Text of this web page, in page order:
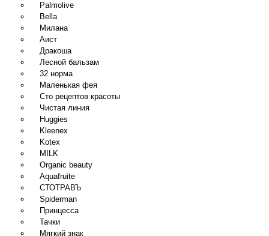
Palmolive
Bella
Милана
Аист
Дракоша
Лесной бальзам
32 норма
Маленькая фея
Сто рецептов красоты
Чистая линия
Huggies
Kleenex
Kotex
MILK
Organic beauty
Aquafruite
СТОТРАВЪ
Spiderman
Принцесса
Тачки
Мягкий знак